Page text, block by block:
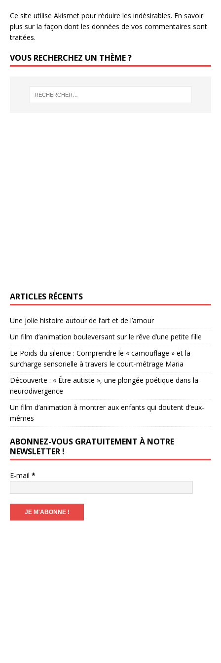
Ce site utilise Akismet pour réduire les indésirables. En savoir
plus sur la façon dont les données de vos commentaires sont
traitées.
VOUS RECHERCHEZ UN THÈME ?
ARTICLES RÉCENTS
Une jolie histoire autour de l’art et de l’amour
Un film d’animation bouleversant sur le rêve d’une petite fille
Le Poids du silence : Comprendre le « camouflage » et la
surcharge sensorielle à travers le court-métrage Maria
Découverte : « Être autiste », une plongée poétique dans la
neurodivergence
Un film d’animation à montrer aux enfants qui doutent d’eux-
mêmes
ABONNEZ-VOUS GRATUITEMENT À NOTRE
NEWSLETTER !
E-mail *